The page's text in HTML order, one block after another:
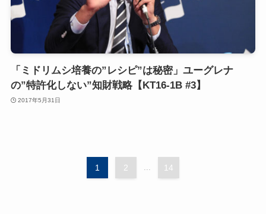
「ミドリムシ培養の”レシピ”は秘密」ユーグレナ
の”特許化しない”知財戦略【KT16-1B #3】
2017年5月31日
1 2 14